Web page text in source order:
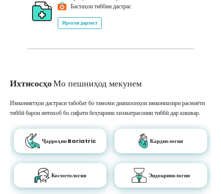
Бастаҳои тиббии дастрас
Ирсоли дархост
ИхтисосҳоМо пешниҳод мекунем
Имкониятҳои дастраси табобат бо тамоми диапазонҳои имконпазири расмиёти
тиббӣ барои интихоб бо сифати беҳтарини хизматрасонии тиббӣ дар кишвар.
Ҷарроҳии Bariatric Кардиология
Косметология Эндокринология